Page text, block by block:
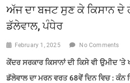
ਅੱਜ ਦਾ ਬਜਟ ਸੁਣ ਕੇ ਕਿਸਾਨ ਦੇ
ਡੱਲੇਵਾਲ, ਪੰਧੇਰ
February 1, 2025 No Comments
ਕੇਂਦਰ ਸਰਕਾਰ ਕਿਸਾਨਾਂ ਦੀ ਕਿਸੇ ਵੀ ਉਮੀਦ
ਡੱਲੇਵਾਲ ਦਾ ਮਰਨ ਵਰਤ 68ਵੇਂ ਦਿਨ ਵਿਚ : ਕੰਨ